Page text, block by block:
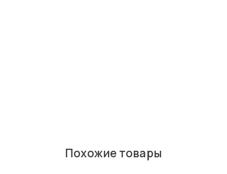
Похожие товары